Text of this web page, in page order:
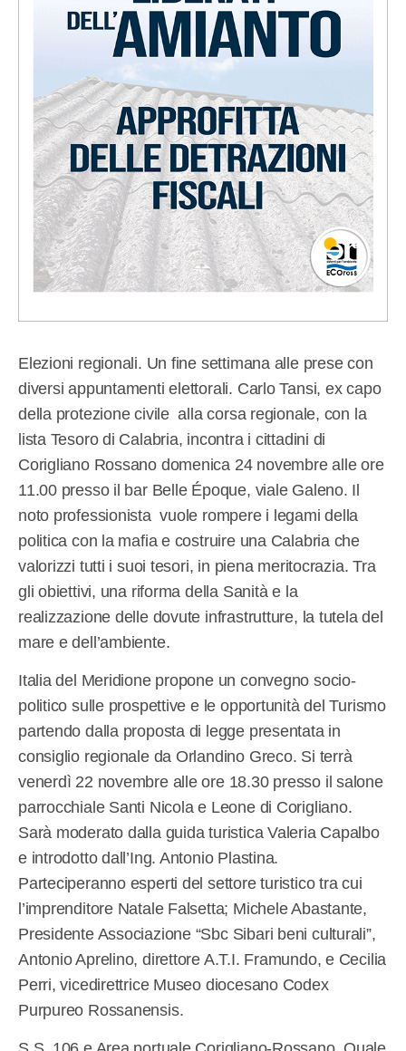
Elezioni regionali. Un fine settimana alle prese con
diversi appuntamenti elettorali. Carlo Tansi, ex capo
della protezione civile alla corsa regionale, con la
lista Tesoro di Calabria, incontra i cittadini di
Corigliano Rossano domenica 24 novembre alle ore
11.00 presso il bar Belle Époque, viale Galeno. Il
noto professionista vuole rompere i legami della
politica con la mafia e costruire una Calabria che
valorizzi tutti i suoi tesori, in piena meritocrazia. Tra
gli obiettivi, una riforma della Sanità e la
realizzazione delle dovute infrastrutture, la tutela del
mare e dell’ambiente.
Italia del Meridione propone un convegno socio-
politico sulle prospettive e le opportunità del Turismo
partendo dalla proposta di legge presentata in
consiglio regionale da Orlandino Greco. Si terrà
venerdì 22 novembre alle ore 18.30 presso il salone
parrocchiale Santi Nicola e Leone di Corigliano.
Sarà moderato dalla guida turistica Valeria Capalbo
e introdotto dall’Ing. Antonio Plastina.
Parteciperanno esperti del settore turistico tra cui
l’imprenditore Natale Falsetta; Michele Abastante,
Presidente Associazione “Sbc Sibari beni culturali”,
Antonio Aprelino, direttore A.T.I. Framundo, e Cecilia
Perri, vicedirettrice Museo diocesano Codex
Purpureo Rossanensis.